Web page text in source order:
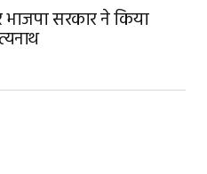
सरकार ने किया